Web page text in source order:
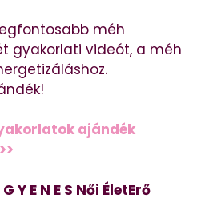
méh
gyakorlati videót, a méh
ajándék
Y E N E S Női ÉletErő